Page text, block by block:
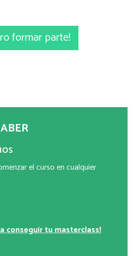
formar parte!
el curso en cualquier
conseguir tu masterclass!